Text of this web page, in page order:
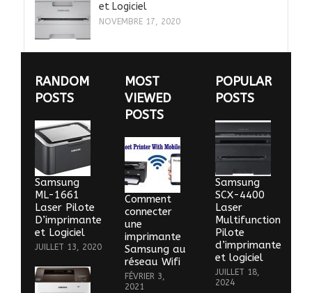
et Logiciel
NOVEMBRE 17, 2020
RANDOM
POSTS
Samsung
ML-1661
Laser Pilote
D’imprimante
et Logiciel
JUILLET 13, 2020
MOST
VIEWED
POSTS
Comment
connecter
une
imprimante
Samsung au
réseau Wifi
FÉVRIER 3,
2021
POPULAR
POSTS
Samsung
SCX-4400
Laser
Multifunction
Pilote
d’imprimante
et logiciel
JUILLET 18,
2024